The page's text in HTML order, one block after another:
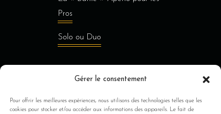
Gérer le consentement
Pour offrir les meilleures expériences, nous utilisons des technologies telles que les
cookies pour stocker et/ou accéder aux informations des appareils. Le fait de
Pros
Solo ou Duo
Au delà de 8 personnes